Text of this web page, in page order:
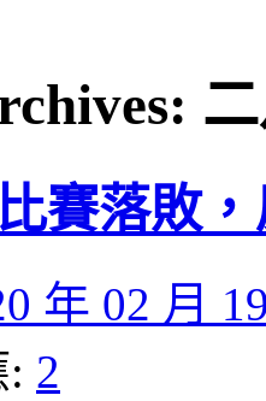
賽落敗
年 02 月
2